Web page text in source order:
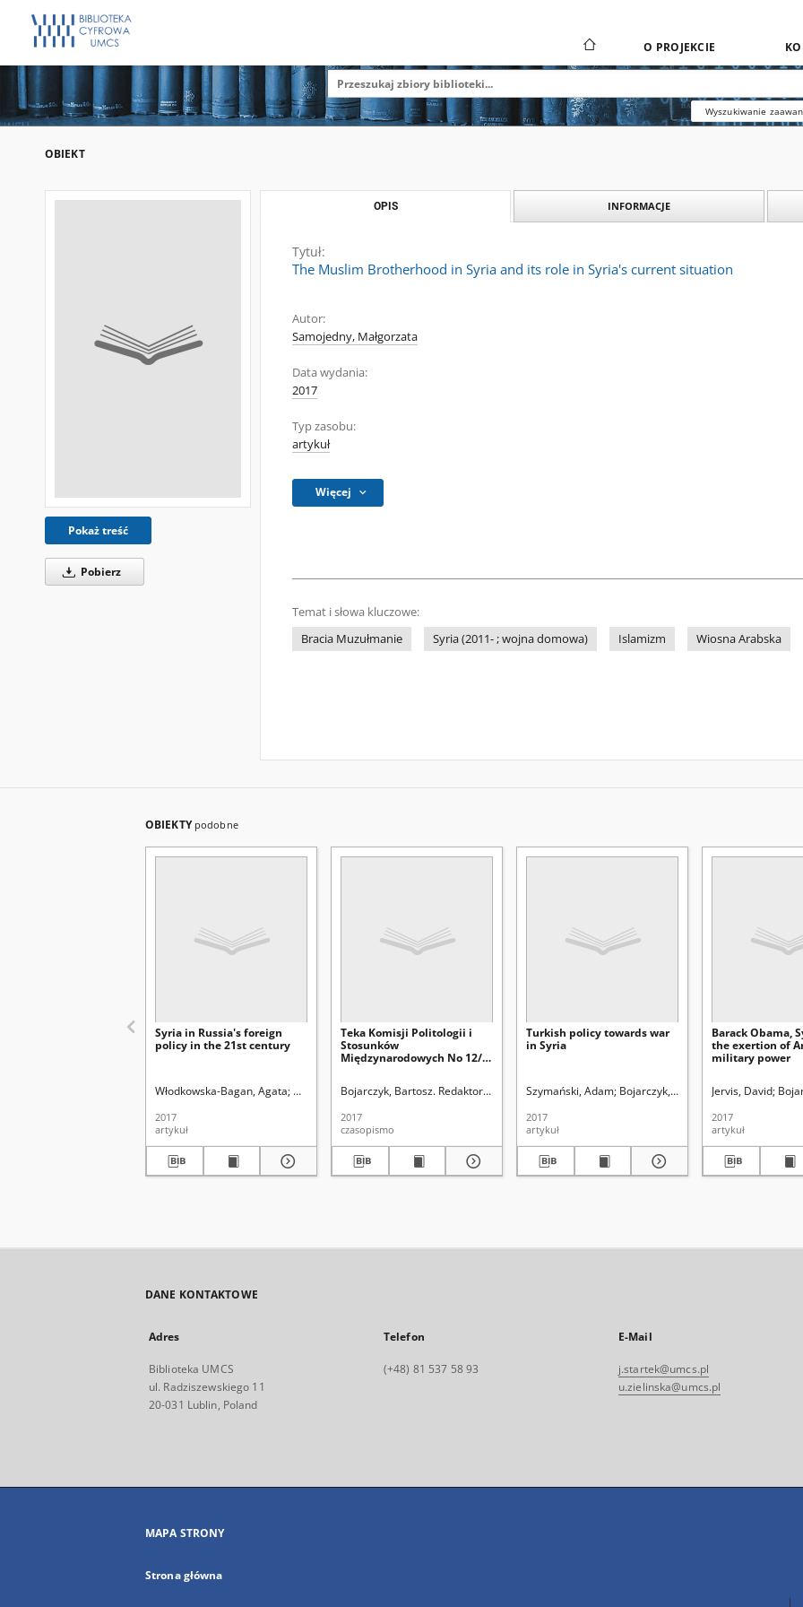
O PROJEKCIE
Wyszukiwanie
OBIEKT
Pokaż treść
Pobierz
OPIS INFORMACJE
Tytuł:
The Muslim Brotherhood in Syria and its role in Syria's current situation
Autor:
Samojedny, Małgorzata
Data wydania:
2017
Typ zasobu:
artykuł
Więcej
Temat i słowa kluczowe:
Bracia Muzułmanie
Syria (2011- ; wojna domowa) Islamizm Wiosna Arabska
OBIEKTY podobne
Syria in Russia's foreign
policy in the 21st century
Włodkowska-Bagan, Agata Bojarczyk, Bartosz. Redaktor tomu Polska Akademia Nauk. Oddział w Lublinie Uniwersytet Marii
2017
artykuł
Teka Komisji Politologii i
Stosunków
Międzynarodowych No 12/1
Bojarczyk, Bartosz. Redaktor tomu
Polska Akademia Nauk. Oddział w Lublinie Uniwersytet
2017
czasopismo
Turkish policy towards war
in Syria
Szymański, Adam Bojarczyk, Bartosz. Redaktor tomu
2017
artykuł
Barack Obama,
the exertion of
military power
Jervis, David
2017
artykuł
DANE KONTAKTOWE
Adres
Biblioteka UMCS
ul. Radziszewskiego 11
20-031 Lublin, Poland
Telefon
(+48) 81 537 58 93
E-Mail
j.startek@umcs.pl
u.zielinska@umcs.pl
MAPA STRONY
Strona główna